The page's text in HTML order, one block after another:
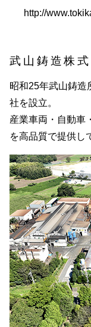
http://
武山鋳造株
昭和25年武山鋳造
社を設立。
産業車両・自動車
を高品質で提供し